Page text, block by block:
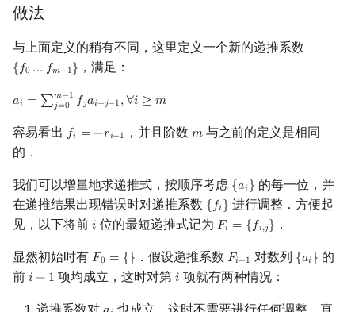
Xcode
Sublime Text
Code::Blocks
Polygon
OJ 工具
LaTeX 入门
Git
希尔排序
Tim 排序
排序应用
倍增
构造
Dancing Links
Alpha–Beta 剪枝
插头 DP
计数 DP
概率 DP
DP 优化
AC 自动机
后缀数组 (SA)
后缀自动机 (SAM)
后缀平衡树
后缀树
回文树
模逆元
线性同余方程
中国剩余定理
升幂引理
卢卡斯定理
二次剩余
常系数齐次线性递推
多项式平移|连续点值平移
符号化方法
Lagrange 反演
普通生成函数
Entringer Number
Eulerian Number
范德蒙德卷积
图论计数
特征多项式
对角化
Jordan标准型
单调队列
ST 表
线段树
二叉搜索树 & 平衡树
AA 树
可持久化数据结构
AHU 算法
树上随机游走
生成树问题
斯坦纳树
连通性相关
最小环
欧拉图
半平面交
平面最近点对
随机增量法
反演变换
字节顺序
约瑟夫问题
表达式求值
在一台机器上规划任务
Garsia–Wachs 算法
Kahan 求和
做法
与上面定义的稍有不同，这里定义一个新的递推系数
{𝑓0 … 𝑓𝑚−1}
{f0…fm−1} ，满足：
𝑎𝑖 = ∑𝑚−1
𝑗=0 𝑓𝑗𝑎𝑖−𝑗−1,∀𝑖 ≥ 𝑚
ai =∑ =0m−1 fjai−j−1,∀ i≥m
容易看出 𝑓𝑖 = −𝑟𝑖+1
f= −r i+1 ，并且阶数 𝑚
m与之前的定义是相同
的．
我们可以增量地求递推式，按顺序考虑 {𝑎𝑖}
{ai} 的每一位，并
在递推结果出现错误时对递推系数 {𝑓𝑖}
{f}
进行调整．方便起
见，以下将前 𝑖
i 位的最短递推式记为 𝐹𝑖 = {𝑓𝑖,𝑗}
Fi= {f ,j} ．
显然初始时有 𝐹0 = {}
F0 ={} ．假设递推系数 𝐹𝑖−1
Fi−1 对数列 {𝑎𝑖}
{ai} 的
前 𝑖 − 1
i −1 项均成立，这时对第𝑖
i 项就有两种情况：